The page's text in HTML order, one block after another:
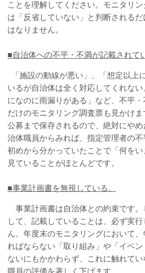
ことを理解してください。モニタリ
は「反省していない」と判断される
はなりません。
■自治体への不平・不満が記載されて
「施設の動線が悪い」、「想定以上
いるが自治体は全く対応してくれな
になのに雨漏りがある」など、不平
だけのモニタリング調査票も見かけ
公募まで保存されるので、絶対にや
治体職員からみれば、指定管理者の不
初めから分かっていたことで「何を
見ていることがほとんどです。
■事業計画書を無視している。
事業計画書は自治体との約束です。
して、記載していることは、必ず実
ん。年度末のモニタリングにおいて
ればならない「取り組み」や「イベ
ないにもかかわらず、これに触れて
職員の評価を著しく下げます。